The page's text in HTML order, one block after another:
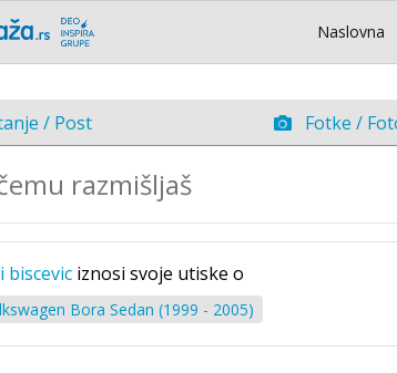
Naslovna
/ Post Fotke /
biscevic iznosi svoje utiske o
Bora Sedan (1999 - 2005)